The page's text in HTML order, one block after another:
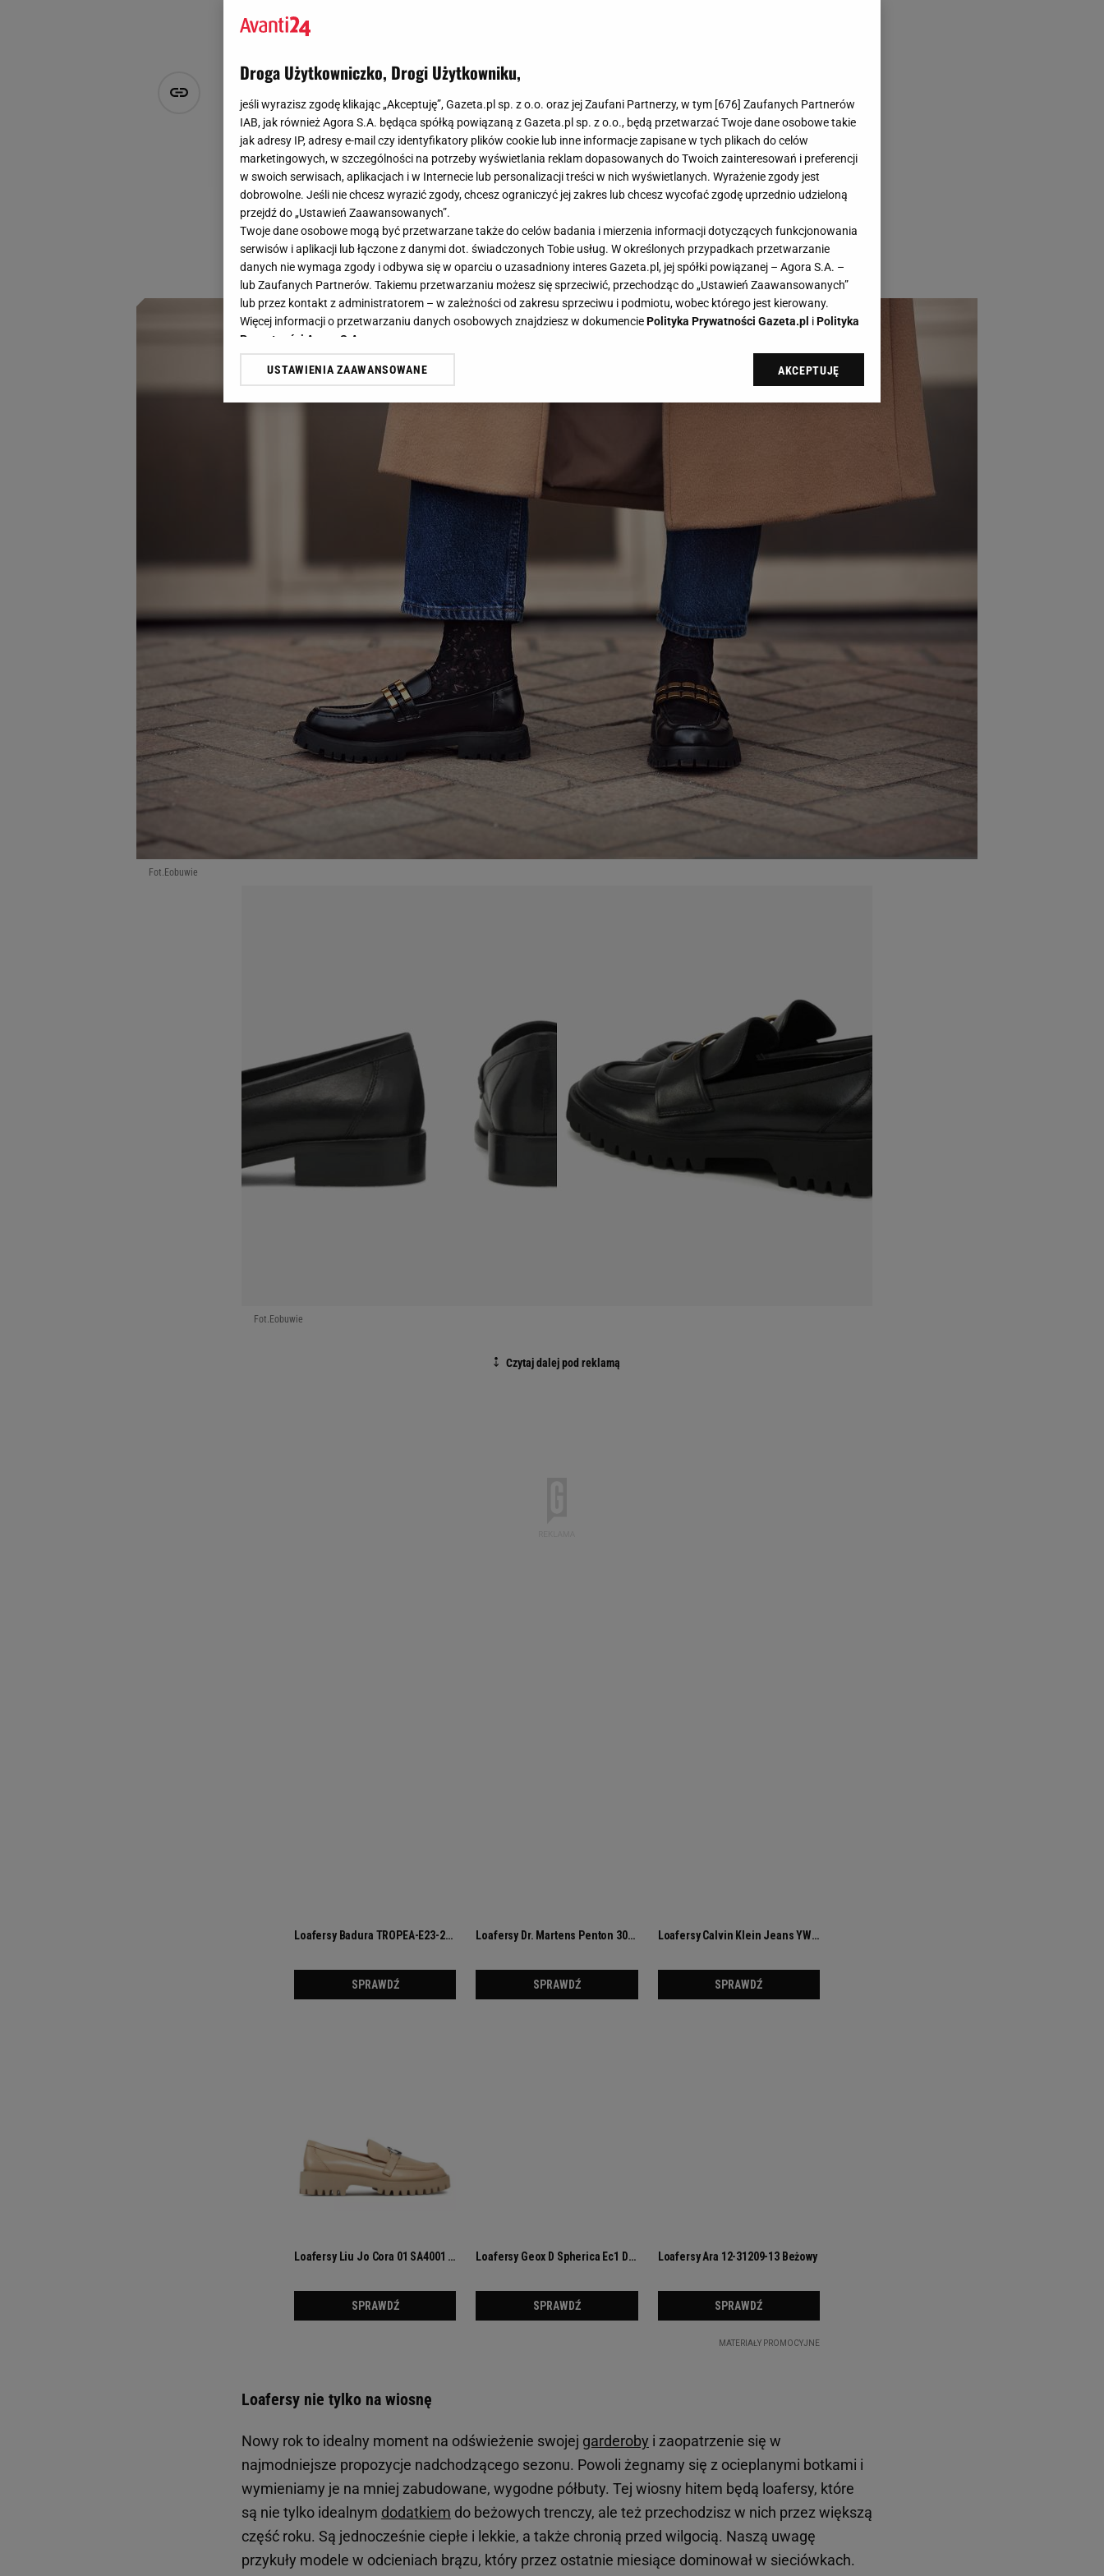
Te buty będziemy nosić wiosną. Kupisz je na wyprzedaży za
połowę ceny - Chronią przed zimnem i wilgocią
Aleksandra Mintus
27 stycznia 2025, 14:05
Wydaje się, że zimowa aura już za nami. Pora więc na przegląd perełek, które będą królować
na ulicach tej wiosny. Skórzane lordsy to must have każdej fashionistki. Pokochały je kobiety
za oceanem, a teraz znajdziesz je w ofercie polskich marek. Ceny zaskakują!
Fot.Eobuwie
Fot.Eobuwie
Loafersy nie tylko na wiosnę
Nowy rok to idealny moment na odświeżenie swojej garderoby i zaopatrzenie się w
najmodniejsze propozycje nadchodzącego sezonu. Powoli żegnamy się z ocieplanymi botkami i
wymieniamy je na mniej zabudowane, wygodne półbuty. Tej wiosny hitem będą loafersy, które
są nie tylko idealnym dodatkiem do beżowych trenczy, ale też przechodzisz w nich przez większą
część roku. Są jednocześnie ciepłe i lekkie, a także chronią przed wilgocią. Naszą uwagę
przykuły modele w odcieniach brązu, który przez ostatnie miesiące dominował w sieciówkach.
Droga Użytkowniczko, Drogi Użytkowniku,
jeśli wyrazisz zgodę klikając „Akceptuję”, Gazeta.pl sp. z o.o. oraz jej Zaufani Partnerzy, w tym [676] Zaufanych Partnerów
IAB, jak również Agora S.A. będąca spółką powiązaną z Gazeta.pl sp. z o.o., będą przetwarzać Twoje dane osobowe takie
jak adresy IP, adresy e-mail czy identyfikatory plików cookie lub inne informacje zapisane w tych plikach do celów
marketingowych, w szczególności na potrzeby wyświetlania reklam dopasowanych do Twoich zainteresowań i preferencji
w swoich serwisach, aplikacjach i w Internecie lub personalizacji treści w nich wyświetlanych. Wyrażenie zgody jest
dobrowolne. Jeśli nie chcesz wyrazić zgody, chcesz ograniczyć jej zakres lub chcesz wycofać zgodę uprzednio udzieloną
przejdź do „Ustawień Zaawansowanych”.
Twoje dane osobowe mogą być przetwarzane także do celów badania i mierzenia informacji dotyczących funkcjonowania
serwisów i aplikacji lub łączone z danymi dot. świadczonych Tobie usług. W określonych przypadkach przetwarzanie
danych nie wymaga zgody i odbywa się w oparciu o uzasadniony interes Gazeta.pl, jej spółki powiązanej – Agora S.A. –
lub Zaufanych Partnerów. Takiemu przetwarzaniu możesz się sprzeciwić, przechodząc do „Ustawień Zaawansowanych”
lub przez kontakt z administratorem – w zależności od zakresu sprzeciwu i podmiotu, wobec którego jest kierowany.
Więcej informacji o przetwarzaniu danych osobowych znajdziesz w dokumenciePolityka Prywatności Gazeta.pl iPolityka
Prywatności Agora S.A.
Klikając „Akceptuję” wyrażasz też zgodę na zainstalowanie i przechowywanie plików cookie Gazeta.pl sp. z o.o., jej
dotyczące plików cookie, wywołując narzędzie do zarządzania twoimi preferencjami dot. przetwarzania danych poprzez
odnośnik „Ustawienia prywatności ” w stopce serwisu i przechodząc do „Ustawień Zaawansowanych”. Zmiana ustawień
plików cookie możliwa jest także za pomocą ustawień przeglądarki.
My, nasi Zaufani Partnerzy i Agora S.A. możemy przetwarzać dane osobowe w następujących celach:
Użycie dokładnych danych geolokalizacyjnych. Aktywne skanowanie charakterystyki urządzenia do celów identyfikacji.
Przechowywanie informacji na urządzeniu lub dostęp do nich. Spersonalizowane reklamy i treści, pomiar reklam i treści,
badnie odbiorców i ulepszanie usług. Lista Zaufanych Partnerów
USTAWIENIA ZAAWANSOWANE AKCEPTUJĘ